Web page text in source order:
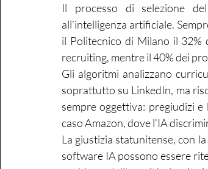
Il processo di selezione
all’intelligenza artificiale.
il Politecnico di Milano il 32%
recruiting, mentre il 40% dei
Gli algoritmi analizzano
soprattutto su LinkedIn, ma
sempre oggettiva: pregiudizi
caso Amazon, dove l’IA
La giustizia statunitense, con
software IA possono essere